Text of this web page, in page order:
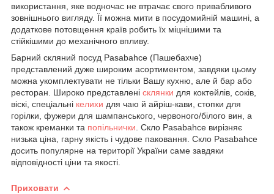
використання, яке водночас не втрачає свого привабливого
зовнішнього вигляду. Її можна мити в посудомийній машині, а
додаткове потовщення країв робить їх міцнішими та
стійкішими до механічного впливу.
Барний скляний посуд Pasabahce (Пашебахче)
представлений дуже широким асортиментом, завдяки цьому
можна укомплектувати не тільки Вашу кухню, але й бар або
ресторан. Широко представлені склянки для коктейлів, соків,
віскі, спеціальні келихи для чаю й айріш-кави, стопки для
горілки, фужери для шампанського, червоного/білого вин, а
також креманки та попільнички . Скло Pasabahce вирізняє
низька ціна, гарну якість і чудове паковання. Скло Pasabahce
досить популярне на території України саме завдяки
відповідності ціни та якості.
Приховати